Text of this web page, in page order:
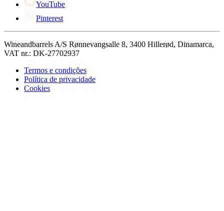
YouTube
Pinterest
Wineandbarrels A/S Rønnevangsalle 8, 3400 Hillerød, Dinamarca,
VAT nr.: DK-27702937
Termos e condições
Política de privacidade
Cookies